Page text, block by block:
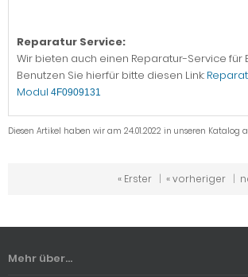
Reparatur Service:
Wir bieten auch einen Reparatur-Service für
Benutzen Sie hierfür bitte diesen Link:
Modul 4F0909131
Diesen Artikel haben wir am 24.01.2022 in unseren Katalog
« Erster | « vorheriger |
Mehr über...